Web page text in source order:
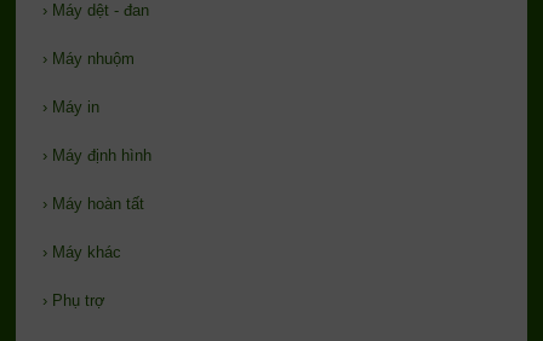
› Máy dệt - đan
› Máy nhuộm
› Máy in
› Máy định hình
› Máy hoàn tất
› Máy khác
› Phụ trợ